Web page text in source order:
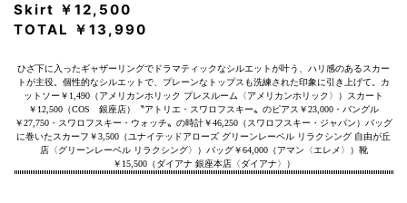
Skirt ￥12,500
TOTAL ￥13,990
ひざ下に入ったギャザーリングでドラマティックなシルエットが叶う、ハリ感のあるスカー
トが主役。個性的なシルエットで、プレーンなトップスも洗練された印象に引き上げて。カ
ットソー￥1,490（アメリカンホリック プレスルーム〈アメリカンホリック〉）スカート
￥12,500（COS 銀座店）〝アトリエ・スワロフスキー〟のピアス￥23,000・バングル
￥27,750・スワロフスキー・ウォッチ〟の時計￥46,250（スワロフスキー・ジャパン）バッグ
に巻いたスカーフ￥3,500（ユナイテッドアローズ グリーンレーベル リラクシング 自由が丘
店〈グリーンレーベル リラクシング〉）バッグ￥64,000（アマン〈エレメ〉）靴
￥15,500（ダイアナ 銀座本店〈ダイアナ〉）